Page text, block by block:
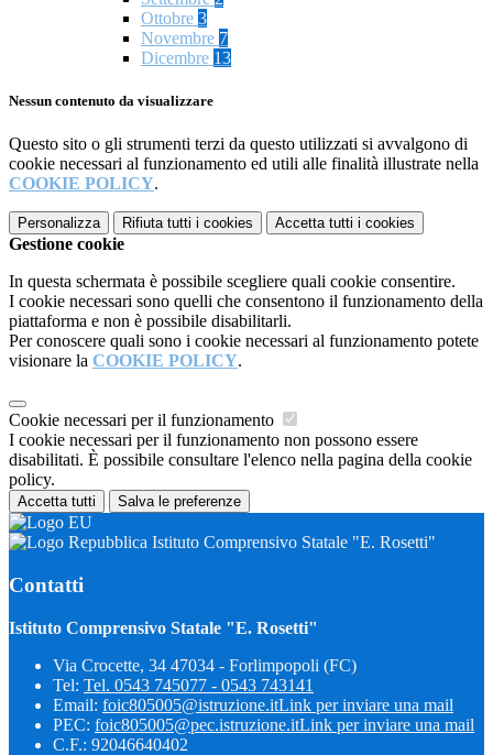
Ottobre 3
Novembre 7
Dicembre 13
Nessun contenuto da visualizzare
Questo sito o gli strumenti terzi da questo utilizzati si avvalgono di
cookie necessari al funzionamento ed utili alle finalità illustrate nella
COOKIE POLICY.
Personalizza Rifiuta tutti i cookies Accetta tutti i cookies
Gestione cookie
In questa schermata è possibile scegliere quali cookie consentire.
I cookie necessari sono quelli che consentono il funzionamento della
piattaforma e non è possibile disabilitarli.
Per conoscere quali sono i cookie necessari al funzionamento potete
visionare la COOKIE POLICY.
Cookie necessari per il funzionamento
I cookie necessari per il funzionamento non possono essere
disabilitati. È possibile consultare l'elenco nella pagina della cookie
policy.
Accetta tutti Salva le preferenze
Istituto Comprensivo Statale "E. Rosetti"
Contatti
Istituto Comprensivo Statale "E. Rosetti"
Via Crocette, 34 47034 - Forlimpopoli (FC)
Tel: Tel. 0543 745077 - 0543 743141
Email: foic805005@istruzione.itLink per inviare una mail
PEC: foic805005@pec.istruzione.itLink per inviare una mail
C.F.: 92046640402